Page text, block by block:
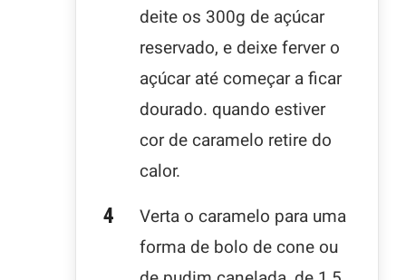
deite os 300g de açúcar
reservado, e deixe ferver o
açúcar até começar a ficar
dourado. quando estiver
cor de caramelo retire do
calor.
Verta o caramelo para uma
forma de bolo de cone ou